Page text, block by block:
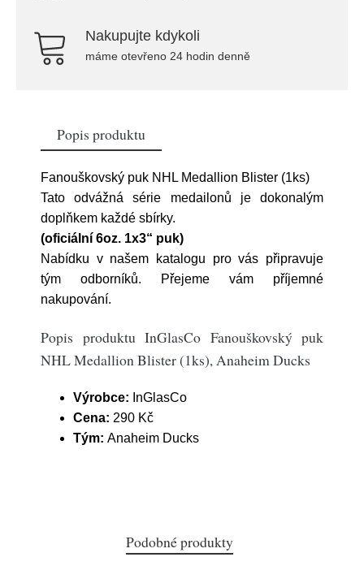
Nakupujte kdykoli
máme otevřeno 24 hodin denně
Popis produktu
Fanouškovský puk NHL Medallion Blister (1ks)
Tato odvážná série medailonů je dokonalým
doplňkem každé sbírky.
(oficiální 6oz. 1x3“ puk)
Nabídku v našem katalogu pro vás připravuje
tým odborníků. Přejeme vám příjemné
nakupování.
Popis produktu InGlasCo Fanouškovský puk
NHL Medallion Blister (1ks), Anaheim Ducks
Výrobce: InGlasCo
Cena: 290 Kč
Tým: Anaheim Ducks
Podobné produkty